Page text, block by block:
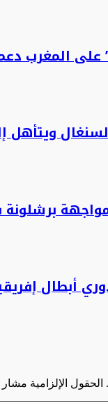
المغرب
ويتأهل
أبطال
الحقول الإلزامية مشار